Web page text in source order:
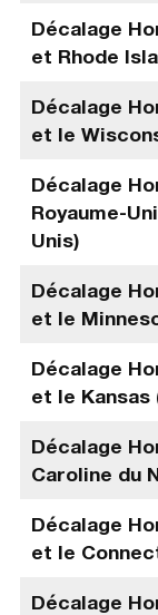
Décalage
et Rhode
Décalage
et le
Décalage
Royaume-
Unis)
Décalage
et le
Décalage
et le Kansas
Décalage
Caroline du
Décalage
et le
Décalage